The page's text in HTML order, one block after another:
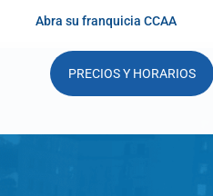
Abra su franquicia CCAA
PRECIOS Y HORARIOS